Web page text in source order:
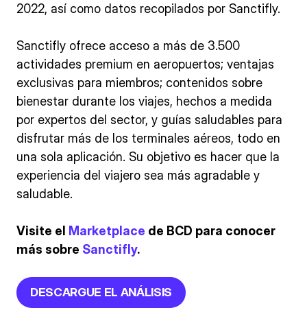
2022, así como datos recopilados por Sanctifly.
Sanctifly ofrece acceso a más de 3.500
actividades premium en aeropuertos; ventajas
exclusivas para miembros; contenidos sobre
bienestar durante los viajes, hechos a medida
por expertos del sector, y guías saludables para
disfrutar más de los terminales aéreos, todo en
una sola aplicación. Su objetivo es hacer que la
experiencia del viajero sea más agradable y
saludable.
Visite el Marketplace de BCD para conocer
más sobre Sanctifly.
DESCARGUE EL ANÁLISIS